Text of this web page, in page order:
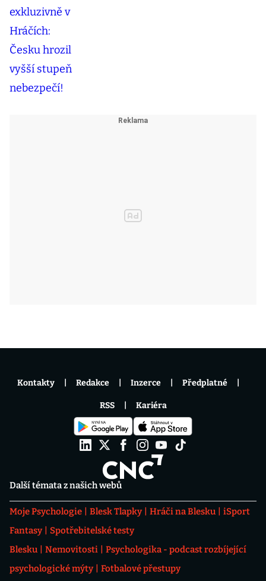
Další témata z našich webů
Moje Psychologie Blesk Tlapky Hráči na Blesku
iSport
Fantasy
Spotřebitelské testy
Blesku
Nemovitosti
Psychologika - podcast rozbíjející
psychologické mýty
Fotbalové přestupy
Kontakty Redakce Inzerce Předplatné
RSS Kariéra